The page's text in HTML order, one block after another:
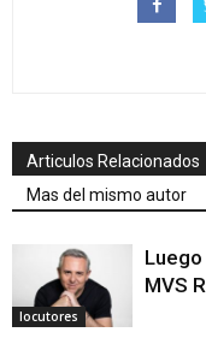
Articulos Relacionados
Mas del mismo autor
locutores
MVS